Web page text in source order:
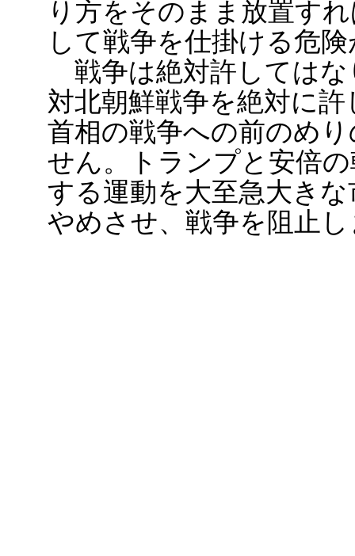
り方をそのまま放置す
して戦争を仕掛ける危
戦争は絶対許してはな
対北朝鮮戦争を絶対に
首相の戦争への前のめ
せん。トランプと安倍
する運動を大至急大き
やめさせ、戦争を阻止